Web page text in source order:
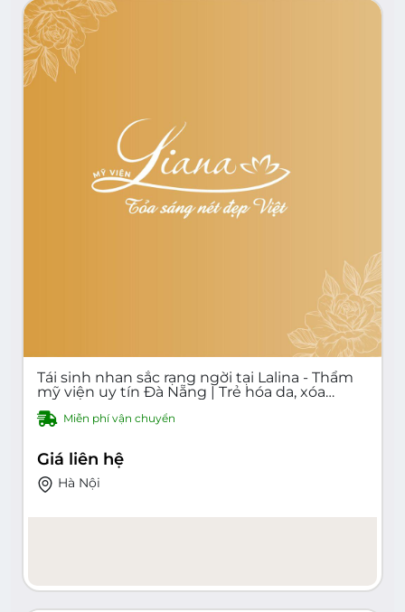
Tái sinh nhan sắc rạng ngời tại Lalina - Thẩm
mỹ viện uy tín Đà Nẵng | Trẻ hóa da, xóa
nhăn, trị mụn, nám, tàn nhang, sẹo, phun
xăm...Miễn phí vận chuyển
Giá liên hệ
Hà Nội